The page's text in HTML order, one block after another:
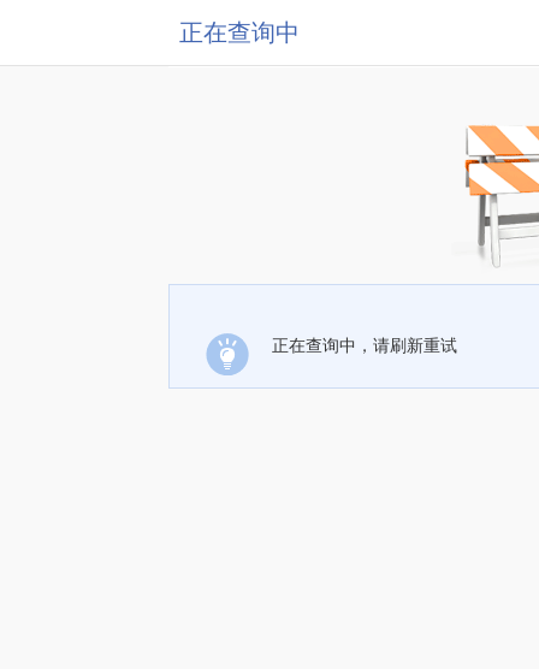
正在查询中
正在查询中，请刷新重试